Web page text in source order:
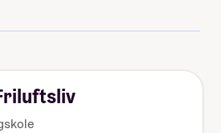
å delta på. Du vil
som de andre
trenger penger til